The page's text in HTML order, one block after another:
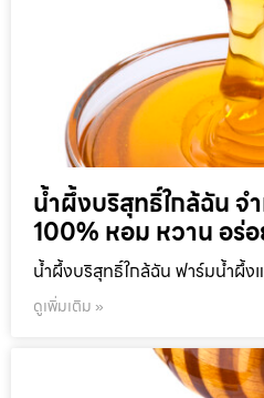
น้ำผึ้งบริสุทธิ์ใกล้ฉัน จ
100% หอม หวาน อร่
น้ำผึ้งบริสุทธิ์ใกล้ฉัน ฟาร์มน้ำผึ้ง
ดูเพิ่มเติม »